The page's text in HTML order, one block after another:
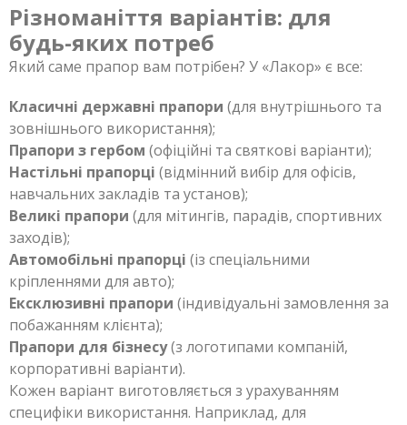
Різноманіття варіантів: для
будь-яких потреб
Який саме прапор вам потрібен? У «Лакор» є все:
Класичні державні прапори (для внутрішнього та
зовнішнього використання);
Прапори з гербом (офіційні та святкові варіанти);
Настільні прапорці (відмінний вибір для офісів,
навчальних закладів та установ);
Великі прапори (для мітингів, парадів, спортивних
заходів);
Автомобільні прапорці (із спеціальними
кріпленнями для авто);
Ексклюзивні прапори (індивідуальні замовлення за
побажанням клієнта);
Прапори для бізнесу(з логотипами компаній,
корпоративні варіанти).
Кожен варіант виготовляється з урахуванням
специфіки використання. Наприклад, для